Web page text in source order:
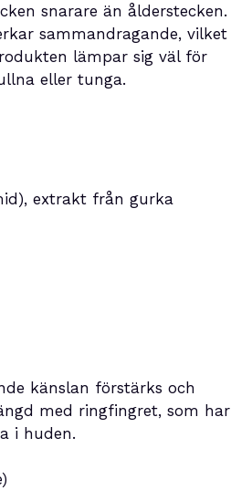
snarare än ålderstecken.
sammandragande, vilket
lämpar sig väl för
eller tunga.
extrakt från gurka
känslan förstärks och
med ringfingret, som har
i huden.